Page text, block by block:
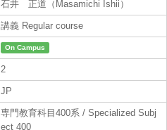
石井 正道（Masamichi Ishii）
講義 Regular course
On Campus
2
JP
専門教育科目400系 / Specialized Subj
ect 400